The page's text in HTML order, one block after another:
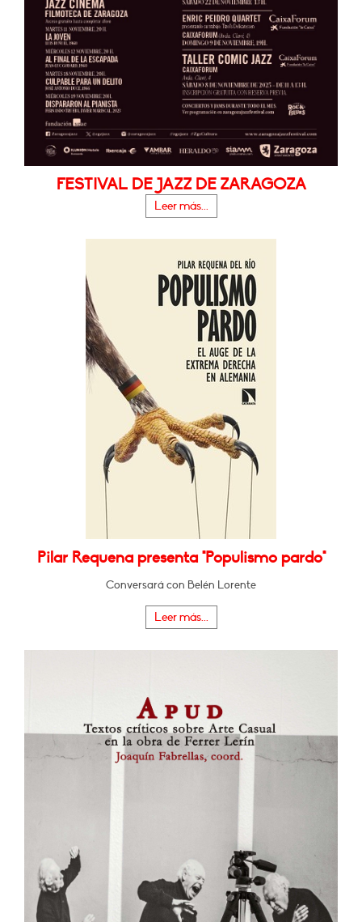
FESTIVAL DE JAZZ DE ZARAGOZA
Leer más...
Pilar Requena presenta "Populismo pardo"
Conversará con Belén Lorente
Leer más...